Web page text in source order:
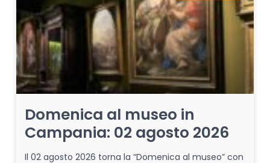
Domenica al museo in
Campania: 02 agosto 2026
Il 02 agosto 2026 torna la “Domenica al museo” con